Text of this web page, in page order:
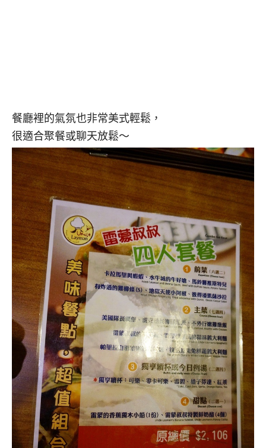
餐廳裡的氣氛也非常美式輕鬆，
很適合聚餐或聊天放鬆～